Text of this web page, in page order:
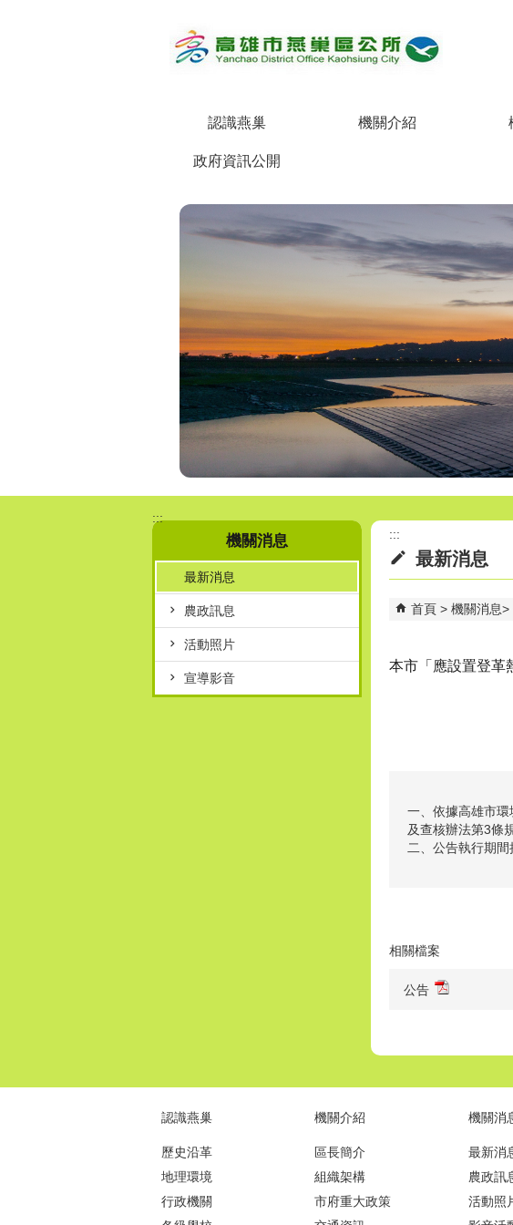
認識燕巢 機關介紹
政府資訊公開
:::
機關消息
最新消息
農政訊息
活動照片
宣導影音
:::
最新消息
首頁 機關消息
本市「應設置登革
一、依據高雄市
及查核辦法第3條
二、公告執行期
相關檔案
公告
認識燕巢
歷史沿革
地理環境
行政機關
機關介紹
區長簡介
組織架構
市府重大政策
機關消
最新消
農政訊
活動照